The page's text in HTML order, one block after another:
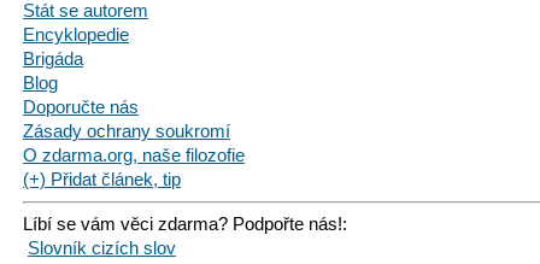
Stát se autorem
Encyklopedie
Brigáda
Blog
Doporučte nás
Zásady ochrany soukromí
O zdarma.org, naše filozofie
(+) Přidat článek, tip
Líbí se vám věci zdarma? Podpořte nás!:
Slovník cizích slov